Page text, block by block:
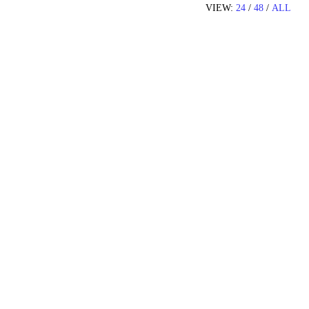
VIEW: 24 / 48 / ALL